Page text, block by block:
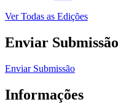
Ver Todas as Edições
Enviar Submissão
Enviar Submissão
Informações